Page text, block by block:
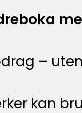
–
kan